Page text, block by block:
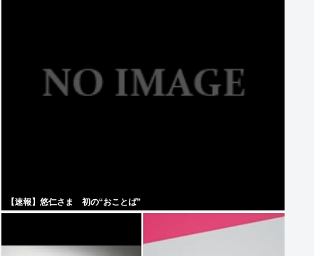
【速報】悠仁さま 初の“おことば”